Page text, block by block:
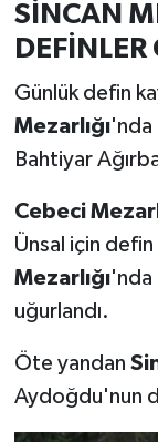
SİNCAN
DEFİNLER
Günlük defin
Mezarlığı'nda
Bahtiyar
Cebeci
Ünsal için defin
Mezarlığı'nda
uğurlandı.
Öte yandan
Aydoğdu'nun